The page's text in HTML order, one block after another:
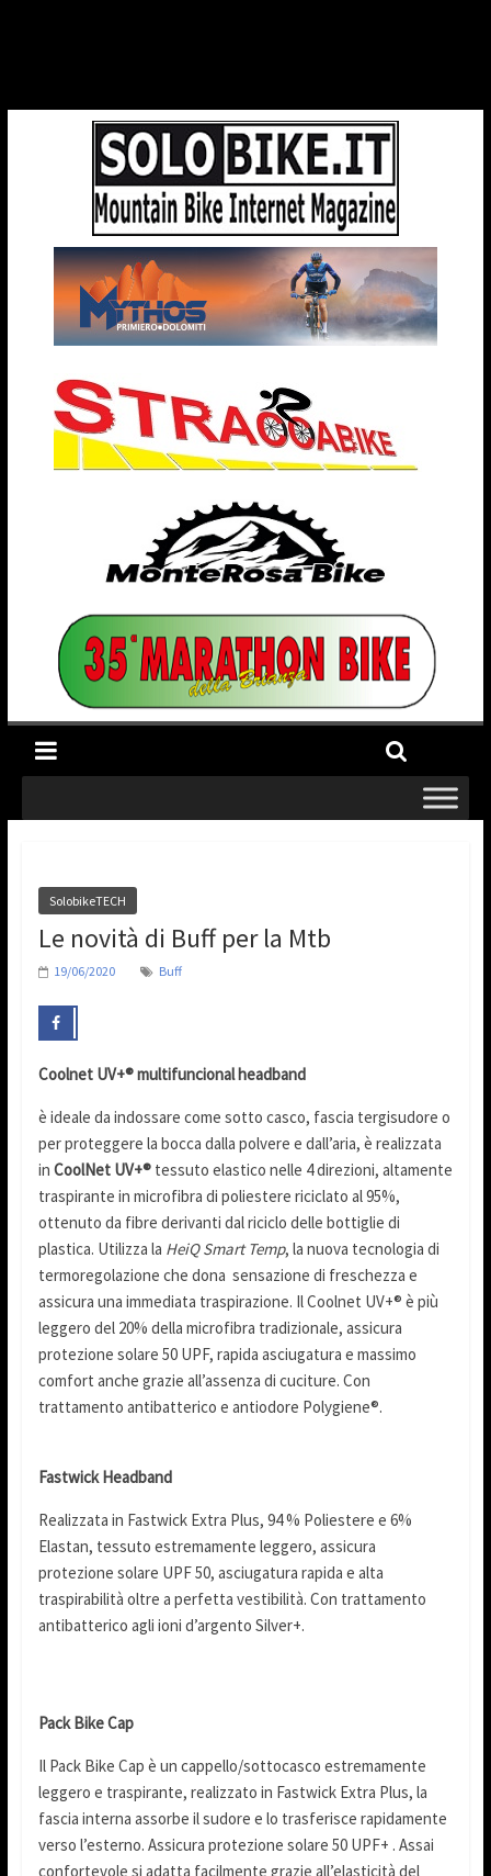
SolobikeTECH
Le novità di Buff per la Mtb
19/06/2020 Buff
Coolnet UV+® multifuncional headband
è ideale da indossare come sotto casco, fascia tergisudore o
per proteggere la bocca dalla polvere e dall’aria, è realizzata
in CoolNet UV+®tessuto elastico nelle 4 direzioni, altamente
traspirante in microfibra di poliestere riciclato al 95%,
ottenuto da fibre derivanti dal riciclo delle bottiglie di
plastica. Utilizza la HeiQ Smart Temp, la nuova tecnologia di
termoregolazione che dona sensazione di freschezza e
assicura una immediata traspirazione. Il Coolnet UV+® è più
leggero del 20% della microfibra tradizionale, assicura
protezione solare 50 UPF, rapida asciugatura e massimo
comfort anche grazie all’assenza di cuciture. Con
trattamento antibatterico e antiodore Polygiene®.
Fastwick Headband
Realizzata in Fastwick Extra Plus, 94 % Poliestere e 6%
Elastan, tessuto estremamente leggero, assicura
protezione solare UPF 50, asciugatura rapida e alta
traspirabilità oltre a perfetta vestibilità. Con trattamento
antibatterico agli ioni d’argento Silver+.
Pack Bike Cap
Il Pack Bike Cap è un cappello/sottocasco estremamente
leggero e traspirante, realizzato in Fastwick Extra Plus, la
fascia interna assorbe il sudore e lo trasferisce rapidamente
verso l’esterno. Assicura protezione solare 50 UPF+ . Assai
confortevole si adatta facilmente grazie all’elasticità del